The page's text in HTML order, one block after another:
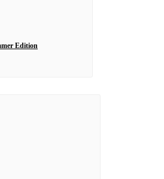
Edition